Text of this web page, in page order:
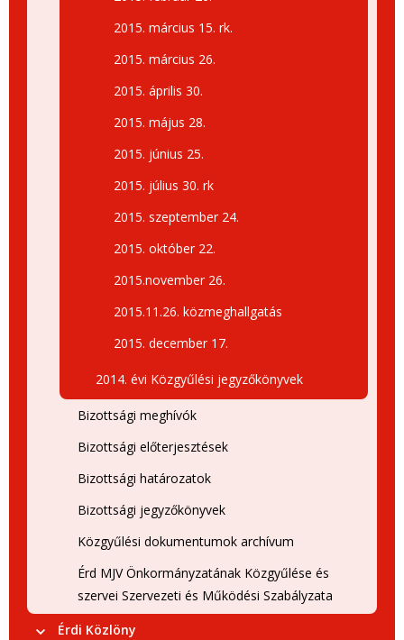
2015. március 15. rk.
2015. március 26.
2015. április 30.
2015. május 28.
2015. június 25.
2015. július 30. rk
2015. szeptember 24.
2015. október 22.
2015.november 26.
2015.11.26. közmeghallgatás
2015. december 17.
2014. évi Közgyűlési jegyzőkönyvek
Bizottsági meghívók
Bizottsági előterjesztések
Bizottsági határozatok
Bizottsági jegyzőkönyvek
Közgyűlési dokumentumok archívum
Érd MJV Önkormányzatának Közgyűlése és
szervei Szervezeti és Működési Szabályzata
Érdi Közlöny